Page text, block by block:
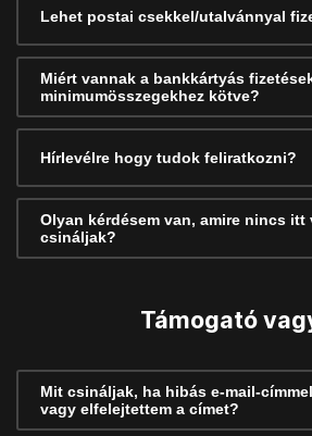
Lehet postai csekkel/utalvánnyal
Miért vannak a bankkártyás
minimumösszegekhez kötve?
Hírlevélre hogy tudok feliratkozni?
Olyan kérdésem van, amire nincs itt
csináljak?
Támogató
Mit csináljak, ha hibás e-mail-
vagy elfelejtettem a címet?